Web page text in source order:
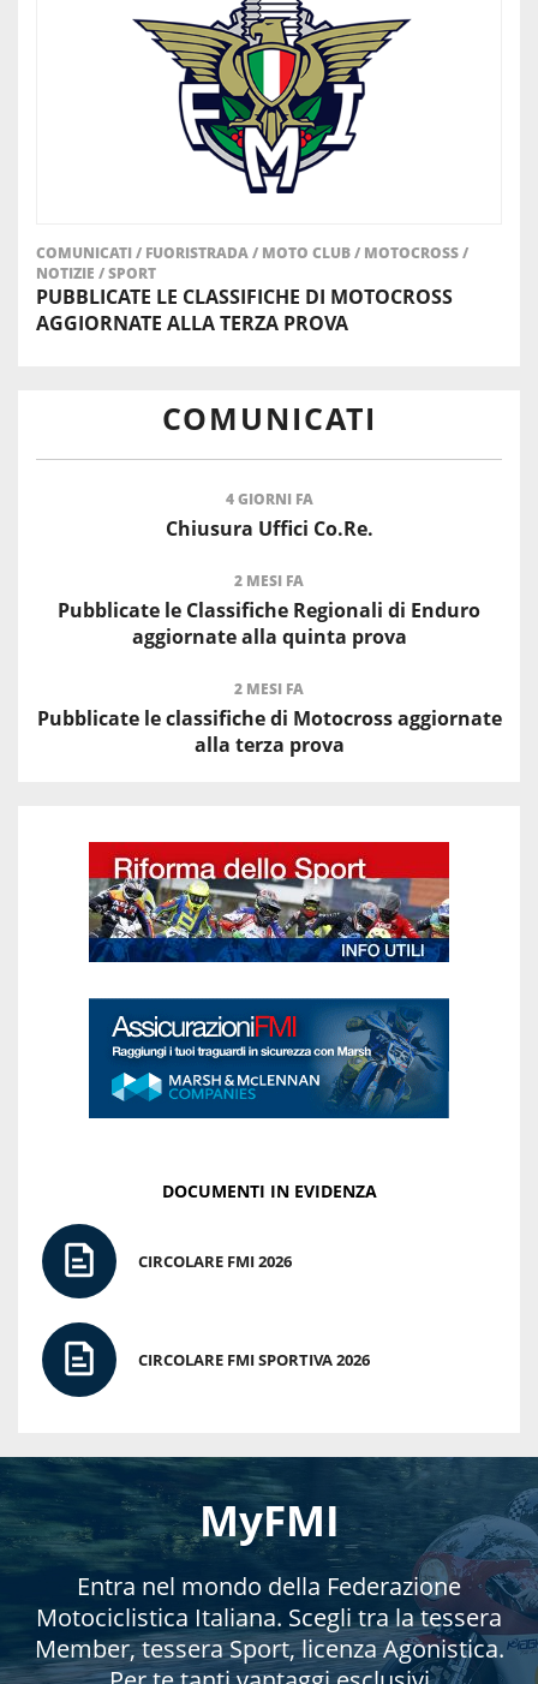
COMUNICATI/ FUORISTRADA/ MOTO CLUB/ MOTOCROSS/
NOTIZIE /SPORT
PUBBLICATE LE CLASSIFICHE DI MOTOCROSS
AGGIORNATE ALLA TERZA PROVA
COMUNICATI
4 GIORNI FA
Chiusura Uffici Co.Re.
2 MESI FA
Pubblicate le Classifiche Regionali di Enduro
aggiornate alla quinta prova
2 MESI FA
Pubblicate le classifiche di Motocross aggiornate
alla terza prova
DOCUMENTI IN EVIDENZA
CIRCOLARE FMI 2026
CIRCOLARE FMI SPORTIVA 2026
MyFMI
Entra nel mondo della Federazione
Motociclistica Italiana. Scegli tra la tessera
Member, tessera Sport, licenza Agonistica.